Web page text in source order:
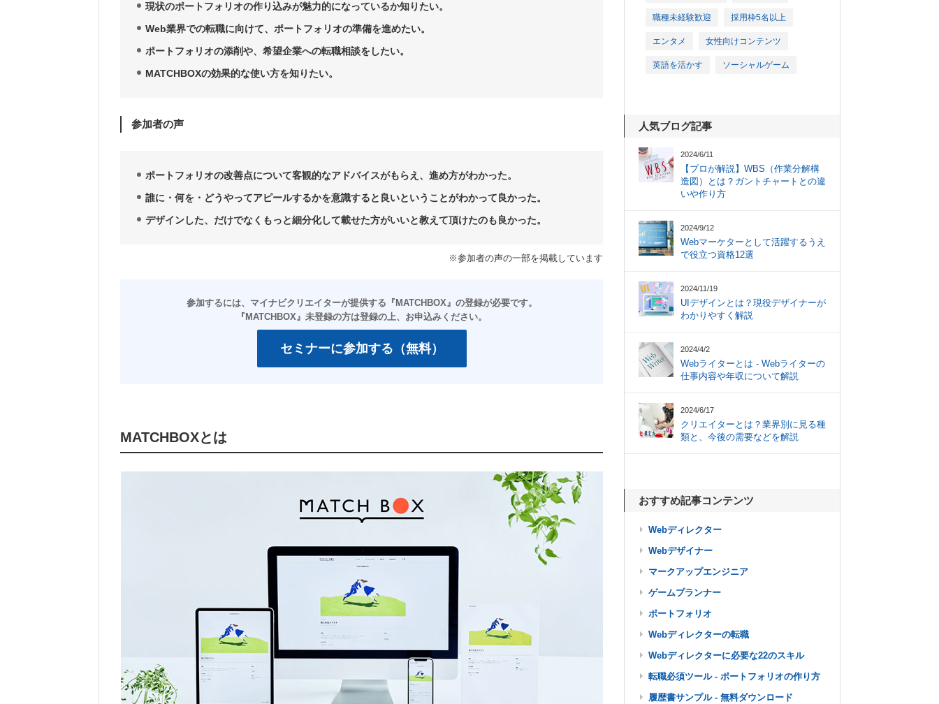
現状のポートフォリオの作り込みが魅力的になっているか知りたい。
Web業界での転職に向けて、ポートフォリオの準備を進めたい。
ポートフォリオの添削や、希望企業への転職相談をしたい。
MATCHBOXの効果的な使い方を知りたい。
参加者の声
ポートフォリオの改善点について客観的なアドバイスがもらえ、進め方がわかった。
誰に・何を・どうやってアピールするかを意識すると良いということがわかって良かった。
デザインした、だけでなくもっと細分化して載せた方がいいと教えて頂けたのも良かった。
※参加者の声の一部を掲載しています
セミナーに参加する（無料）
MATCHBOXとは
職種未経験歓迎 採用枠5名以上
エンタメ 女性向けコンテンツ
英語を活かす ソーシャルゲーム
人気ブログ記事
2024/6/11
【プロが解説】WBS（作業分解構
造図）とは？ガントチャートとの違
いや作り方
2024/9/12
Webマーケターとして活躍するうえ
で役立つ資格12選
2024/11/19
UIデザインとは？現役デザイナーが
わかりやすく解説
2024/4/2
Webライターとは - Webライターの
仕事内容や年収について解説
2024/6/17
クリエイターとは？業界別に見る種
類と、今後の需要などを解説
おすすめ記事コンテンツ
Webディレクター
Webデザイナー
マークアップエンジニア
ゲームプランナー
ポートフォリオ
Webディレクターの転職
Webディレクターに必要な22のスキル
転職必須ツール - ポートフォリオの作り方
履歴書サンプル - 無料ダウンロード